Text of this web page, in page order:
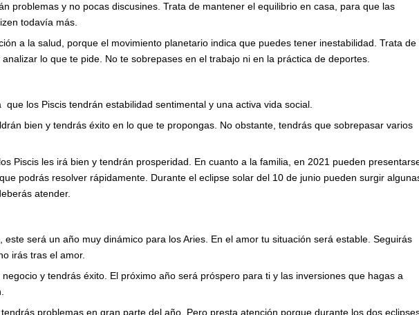
problemas y no pocas discusines. Trata de mantener el equilibrio en casa, para que las
todavía más.
a la salud, porque el movimiento planetario indica que puedes tener inestabilidad. Trata de
lo que te pide. No te sobrepases en el trabajo ni en la práctica de deportes.
que los Piscis tendrán estabilidad sentimental y una activa vida social.
bien y tendrás éxito en lo que te propongas. No obstante, tendrás que sobrepasar varios
Piscis les irá bien y tendrán prosperidad. En cuanto a la familia, en 2021 pueden
podrás resolver rápidamente. Durante el eclipse solar del 10 de junio pueden surgir
atender.
este será un año muy dinámico para los Aries. En el amor tu situación será estable. Seguirás
irás tras el amor.
y tendrás éxito. El próximo año será próspero para ti y las inversiones que hagas a
problemas en gran parte del año. Pero presta atención porque durante los dos